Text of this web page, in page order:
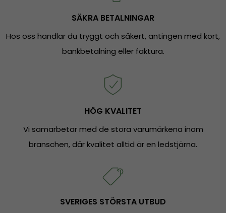
SÄKRA BETALNINGAR
Hos oss handlar du tryggt och säkert, antingen med kort,
bankbetalning eller faktura.
HÖG KVALITET
Vi samarbetar med de stora varumärkena inom
branschen, där kvalitet alltid är en ledstjärna.
SVERIGES STÖRSTA UTBUD